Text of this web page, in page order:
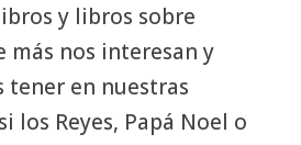
y libros sobre
nos interesan y
tener en nuestras
los Reyes, Papá Noel o